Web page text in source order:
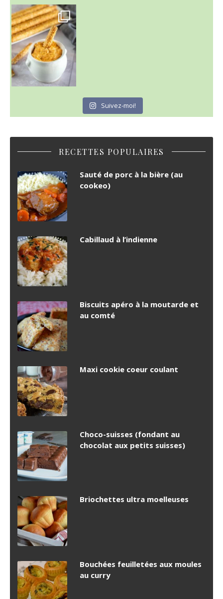
Suivez-moi!
RECETTES POPULAIRES
Sauté de porc à la bière (au
cookeo)
Cabillaud à l’indienne
Biscuits apéro à la moutarde et
au comté
Maxi cookie coeur coulant
Choco-suisses (fondant au
chocolat aux petits suisses)
Briochettes ultra moelleuses
Bouchées feuilletées aux moules
au curry